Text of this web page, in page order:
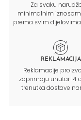
Za svaku
minimalnim
prema svim dijelovima
REKLAMACIJA
Reklamacije
zaprimaju unutar 14
trenutka dostave